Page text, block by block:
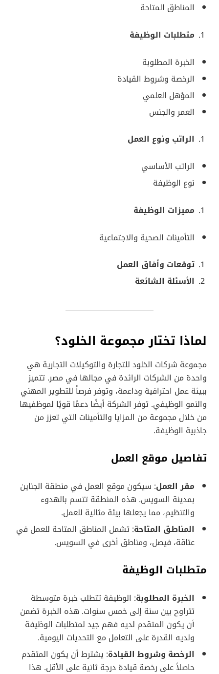
المناطق المتاحة
متطلبات الوظيفة
الخبرة المطلوبة
الرخصة وشروط القيادة
المؤهل العلمي
العمر والجنس
الراتب ونوع العمل
الراتب الأساسي
نوع الوظيفة
مميزات الوظيفة
التأمينات الصحية والاجتماعية
توقعات وأفاق العمل
الأسئلة الشائعة
لماذا تختار مجموعة الخلود؟
مجموعة شركات الخلود للتجارة والتوكيلات التجارية هي
واحدة من الشركات الرائدة في مجالها في مصر. تتميز
ببيئة عمل احترافية وداعمة، وتوفر فرصاً للتطوير المهني
والنمو الوظيفي. توفر الشركة أيضًا دعمًا قويًا لموظفيها
من خلال مجموعة من المزايا والتأمينات التي تعزز من
جاذبية الوظيفة.
تفاصيل موقع العمل
مقر العمل: سيكون موقع العمل في منطقة الجناين
بمدينة السويس. هذه المنطقة تتسم بالهدوء
والتنظيم، مما يجعلها بيئة مثالية للعمل.
المناطق المتاحة: تشمل المناطق المتاحة للعمل في
عتاقة، فيصل، ومناطق أخرى في السويس.
متطلبات الوظيفة
الخبرة المطلوبة: الوظيفة تتطلب خبرة متوسطة
تتراوح بين سنة إلى خمس سنوات. هذه الخبرة تضمن
أن يكون المتقدم لديه فهم جيد لمتطلبات الوظيفة
ولديه القدرة على التعامل مع التحديات اليومية.
الرخصة وشروط القيادة: يشترط أن يكون المتقدم
حاصلاً على رخصة قيادة درجة ثانية على الأقل. هذا